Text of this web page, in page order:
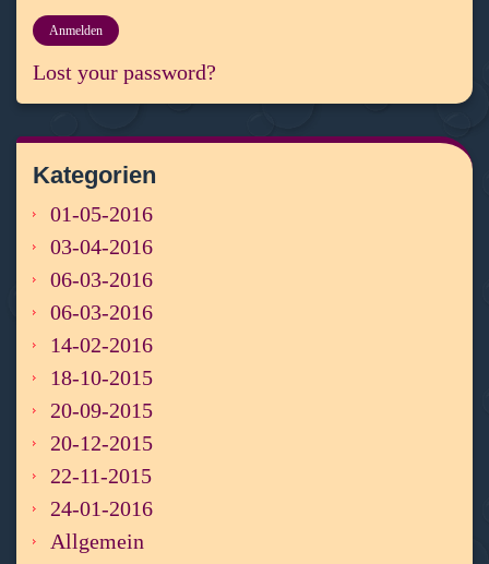
Lost your password?
Kategorien
01-05-2016
03-04-2016
06-03-2016
06-03-2016
14-02-2016
18-10-2015
20-09-2015
20-12-2015
22-11-2015
24-01-2016
Allgemein